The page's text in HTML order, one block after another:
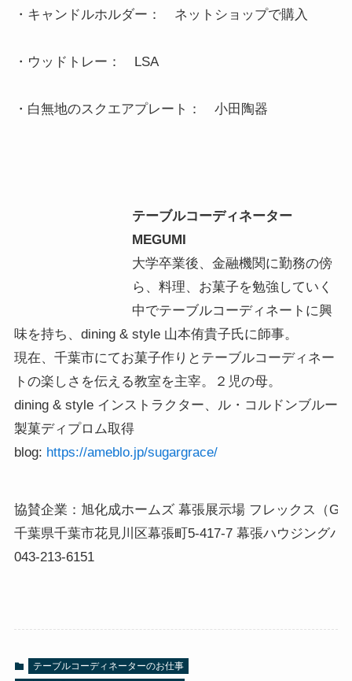
・キャンドルホルダー：　ネットショップで購入
・ウッドトレー：　LSA
・白無地のスクエアプレート：　小田陶器
テーブルコーディネーター
MEGUMI
大学卒業後、金融機関に勤務の傍
ら、料理、お菓子を勉強していく
中でテーブルコーディネートに興
味を持ち、dining & style 山本侑貴子氏に師事。
現在、千葉市にてお菓子作りとテーブルコーディネー
トの楽しさを伝える教室を主宰。２児の母。
dining & style インストラクター、ル・コルドンブルー
製菓ディプロム取得
blog: https://ameblo.jp/sugargrace/
協賛企業：旭化成ホームズ 幕張展示場 フレックス（G
千葉県千葉市花見川区幕張町5-417-7 幕張ハウジングパ
043-213-6151
テーブルコーディネーターのお仕事